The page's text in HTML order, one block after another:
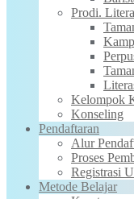
Prodi.
Kelompok
Konseling
Pendaftaran
Alur
Proses
Registrasi
Metode Belajar